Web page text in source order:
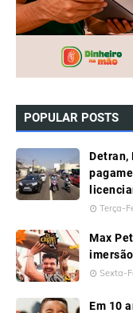
POPULAR POSTS
Detran,
Terça-
Max
Sexta-
Em 10